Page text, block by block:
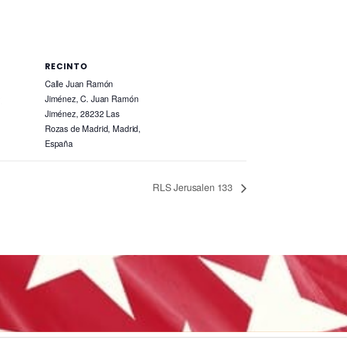
RECINTO
Calle Juan Ramón
Jiménez, C. Juan Ramón
Jiménez, 28232 Las
Rozas de Madrid, Madrid,
España
RLS Jerusalen 133